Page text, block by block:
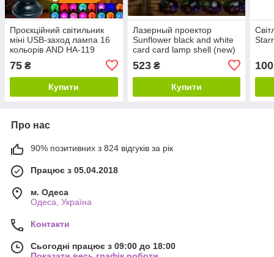
Проєкційний світильник
міні USB-заход лампа 16
кольорів AND HA-119
75 ₴
Купити
Лазерный проектор
Sunflower black and white
card card lamp shell (new)
523₴
Купити
100
Про нас
90% позитивних з 824 відгуків за рік
Працює з 05.04.2018
м. Одеса
Одеса, Україна
Контакти
Сьогодні працює з 09:00 до 18:00